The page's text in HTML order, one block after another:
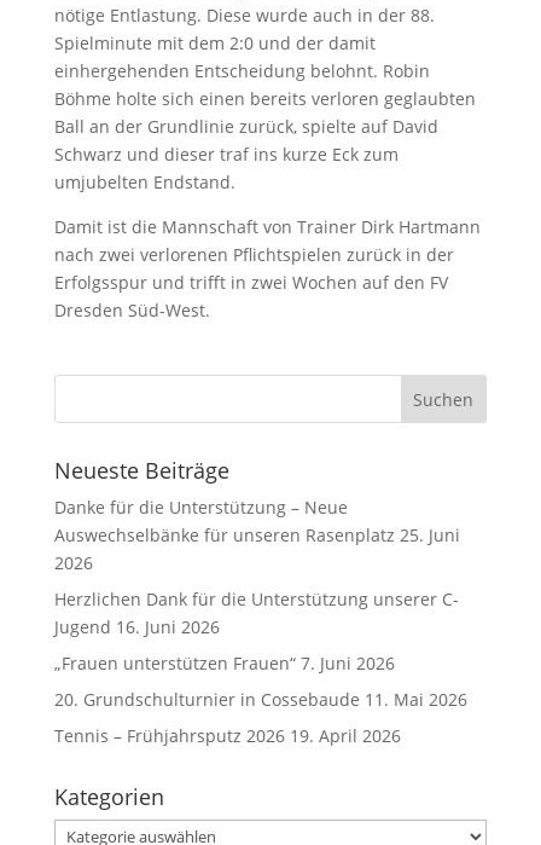
nötige Entlastung. Diese wurde auch in der 88.
Spielminute mit dem 2:0 und der damit
einhergehenden Entscheidung belohnt. Robin
Böhme holte sich einen bereits verloren geglaubten
Ball an der Grundlinie zurück, spielte auf David
Schwarz und dieser traf ins kurze Eck zum
umjubelten Endstand.
Damit ist die Mannschaft von Trainer Dirk Hartmann
nach zwei verlorenen Pflichtspielen zurück in der
Erfolgsspur und trifft in zwei Wochen auf den FV
Dresden Süd-West.
Neueste Beiträge
Danke für die Unterstützung – Neue
Auswechselbänke für unseren Rasenplatz 25. Juni
2026
Herzlichen Dank für die Unterstützung unserer C-
Jugend 16. Juni 2026
„Frauen unterstützen Frauen“ 7. Juni 2026
20. Grundschulturnier in Cossebaude 11. Mai 2026
Tennis – Frühjahrsputz 2026 19. April 2026
Kategorien
Kategorien